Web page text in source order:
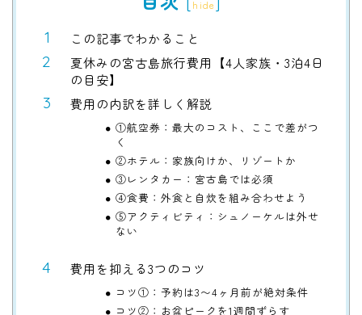
hide
この記事でわかること
夏休みの宮古島旅行費用【4人家族・3泊4日
の目安】
費用の内訳を詳しく解説
①航空券：最大のコスト、ここで差がつ
く
②ホテル：家族向けか、リゾートか
③レンタカー：宮古島では必須
④食費：外食と自炊を組み合わせよう
⑤アクティビティ：シュノーケルは外せ
ない
費用を抑える3つのコツ
コツ①：予約は3〜4ヶ月前が絶対条件
コツ②：お盆ピークを1週間ずらす